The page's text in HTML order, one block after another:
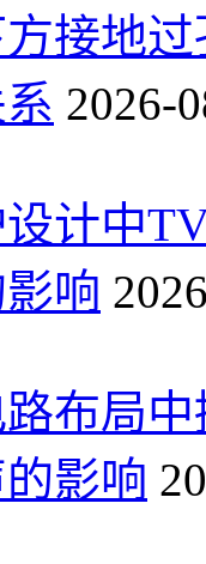
接地
2026-
计中
响
布局
影响